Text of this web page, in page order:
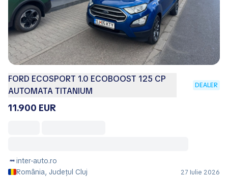
FORD ECOSPORT 1.0 ECOBOOST 125 CP
AUTOMATA TITANIUM
DEALER
11.900 EUR
inter-auto.ro
România, Județul Cluj
27 Iulie 2026